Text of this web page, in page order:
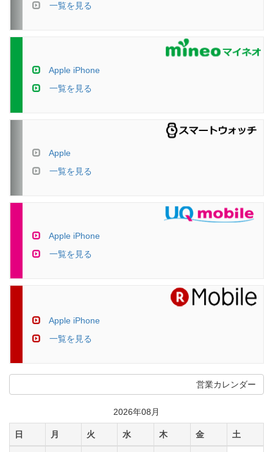
一覧を見る
Apple iPhone
一覧を見る
Apple
一覧を見る
Apple iPhone
一覧を見る
Apple iPhone
一覧を見る
営業カレンダー
2026年08月
日 月 火 水 木 金 土